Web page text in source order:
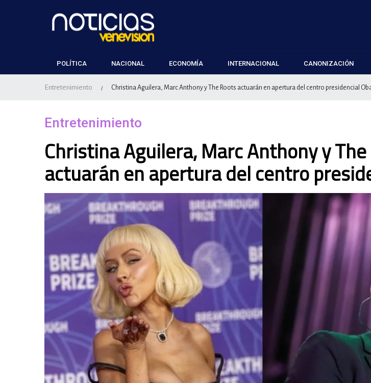
POLÍTICA NACIONAL ECONOMÍA INTERNACIONAL CANONIZACIÓN
Entretenimiento / Christina Aguilera, Marc Anthony y The Roots actuarán en apertura del centro presidencial
Entretenimiento
Christina Aguilera, Marc Anthony y
actuarán en apertura del centro